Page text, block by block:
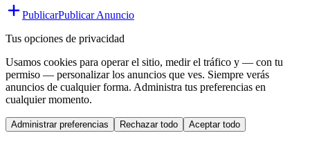
PublicarPublicar Anuncio
Tus opciones de privacidad
Usamos cookies para operar el sitio, medir el tráfico y — con tu
permiso — personalizar los anuncios que ves. Siempre verás
anuncios de cualquier forma. Administra tus preferencias en
cualquier momento.
Administrar preferencias Rechazar todo Aceptar todo